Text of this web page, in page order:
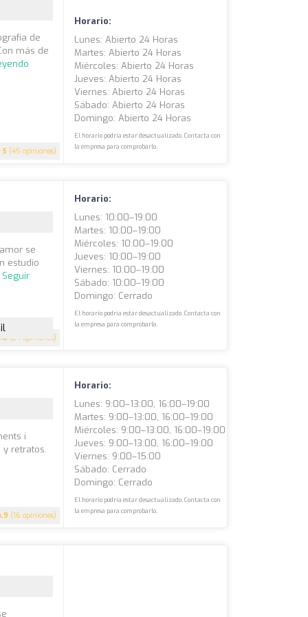
5 (45 opiniones)
de
más de
Horario:
Lunes: Abierto 24 Horas
Martes: Abierto 24 Horas
Miércoles: Abierto 24 Horas
Jueves: Abierto 24 Horas
Viernes: Abierto 24 Horas
Sábado: Abierto 24 Horas
Domingo: Abierto 24 Horas
El horario podría estar desactualizado. Contacta con
la empresa para comprobarlo.
(24 opiniones)
se
estudio
Seguir
Horario:
Lunes: 10:00–19:00
Martes: 10:00–19:00
Miércoles: 10:00–19:00
Jueves: 10:00–19:00
Viernes: 10:00–19:00
Sábado: 10:00–19:00
Domingo: Cerrado
El horario podría estar desactualizado. Contacta con
la empresa para comprobarlo.
(16 opiniones)
i
retratos.
Horario:
Lunes: 9:00–13:00, 16:00–19:00
Martes: 9:00–13:00, 16:00–19:00
Miércoles: 9:00–13:00, 16:00–19:00
Jueves: 9:00–13:00, 16:00–19:00
Viernes: 9:00–15:00
Sábado: Cerrado
Domingo: Cerrado
El horario podría estar desactualizado. Contacta con
la empresa para comprobarlo.